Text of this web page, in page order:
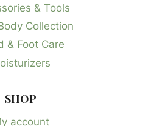
& Tools
Collection
& Foot Care
SHOP
account